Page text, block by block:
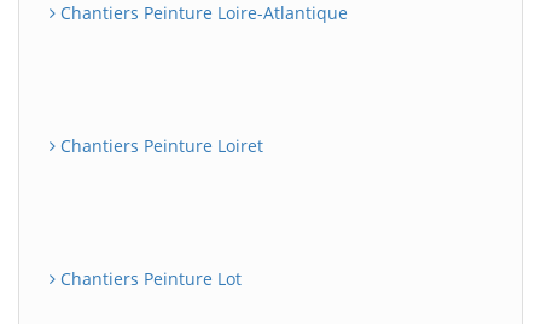
Chantiers Peinture Loire-Atlantique
Chantiers Peinture Loiret
Chantiers Peinture Lot